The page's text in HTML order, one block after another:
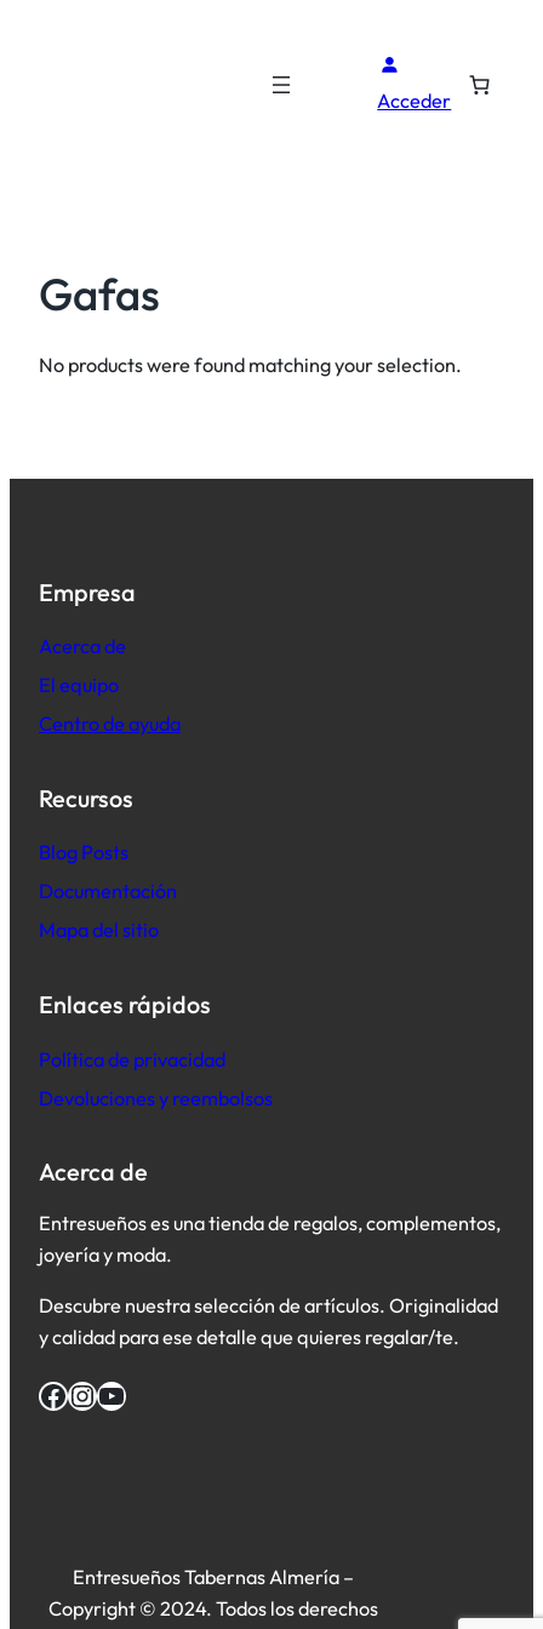
Acceder
Gafas
No products were found matching your selection.
Empresa
Acerca de
El equipo
Centro de ayuda
Recursos
Blog Posts
Documentación
Mapa del sitio
Enlaces rápidos
Política de privacidad
Devoluciones y reembolsos
Acerca de
Entresueños es una tienda de regalos, complementos,
joyería y moda.
Descubre nuestra selección de artículos. Originalidad
y calidad para ese detalle que quieres regalar/te.
Facebook InstagramYouTube
Entresueños Tabernas Almería –
Copyright © 2024. Todos los derechos